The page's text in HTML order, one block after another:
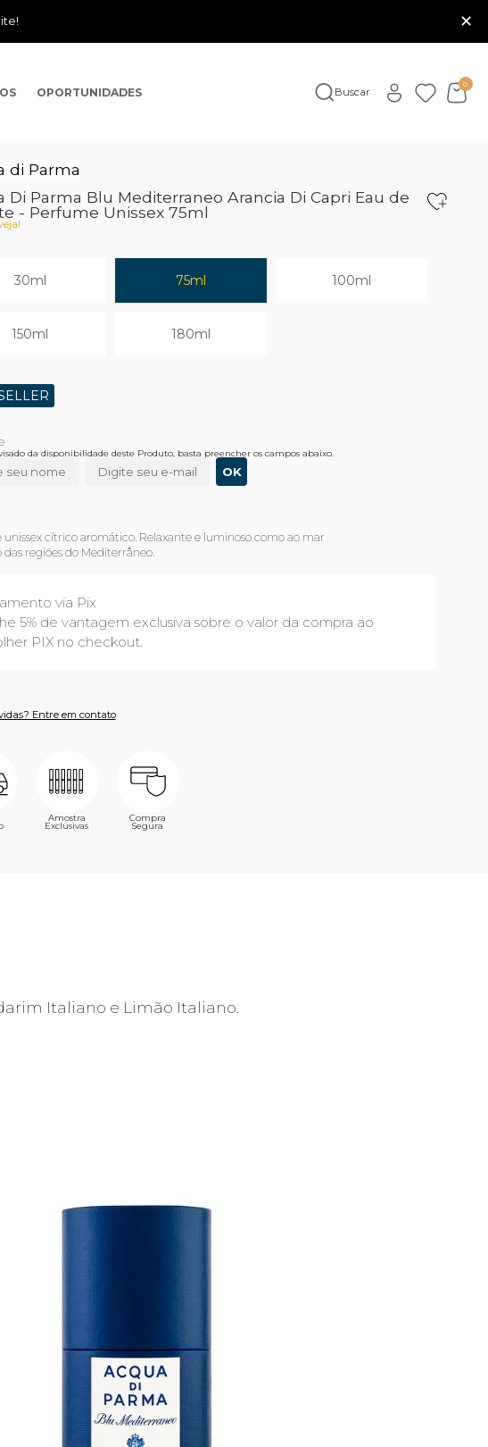
×
OPORTUNIDADES Buscar
0
di Parma
Di Parma Blu Mediterraneo Arancia Di Capri Eau de
- Perfume Unissex 75ml
30ml 75ml 100ml
150ml 180ml
da disponibilidade deste Produto, basta preencher os campos abaixo.
unissex cítrico aromático. Relaxante e luminoso como ao mar
das regiões do Mediterrâneo.
via Pix
5% de vantagem exclusiva sobre o valor da compra ao
PIX no checkout.
Entre em contato
Amostra
Exclusivas
Compra
Segura
Italiano e Limão Italiano.